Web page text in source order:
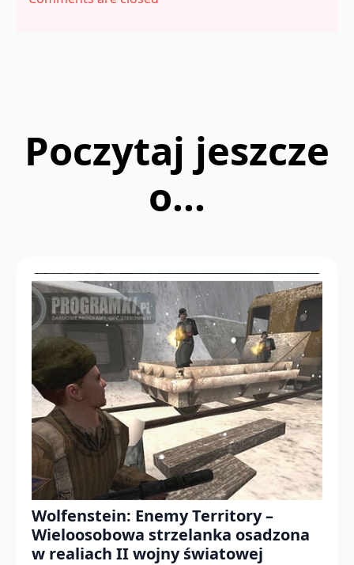
Poczytaj jeszcze
o...
Wolfenstein: Enemy Territory –
Wieloosobowa strzelanka osadzona
w realiach II wojny światowej